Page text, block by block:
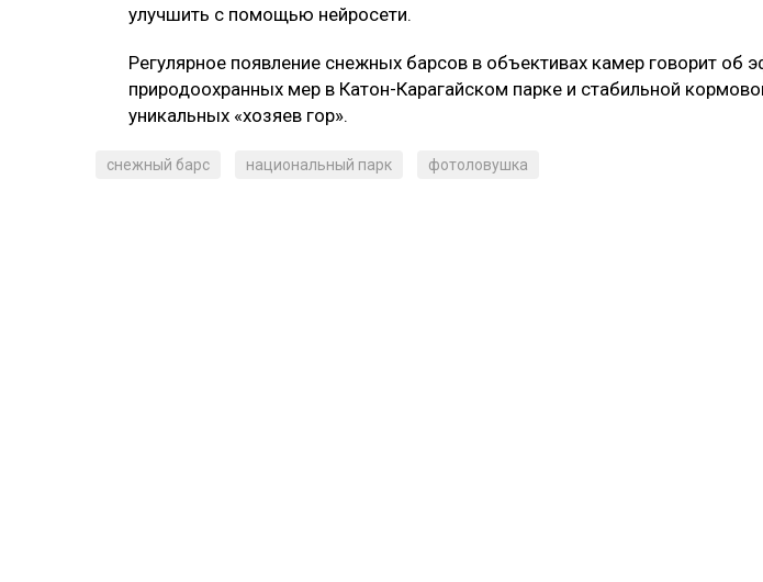
улучшить с помощью нейросети.
Регулярное появление снежных барсов в объективах камер говорит об
природоохранных мер в Катон-Карагайском парке и стабильной
уникальных «хозяев гор».
снежный барс национальный парк фотоловушка